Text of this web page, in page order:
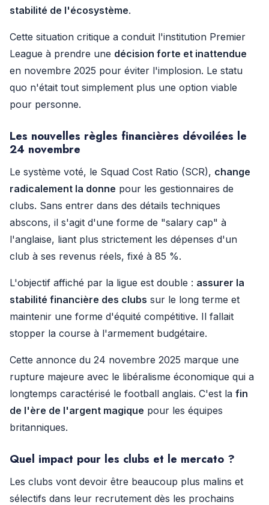
stabilité de l'écosystème.
Cette situation critique a conduit l'institution Premier
League à prendre une décision forte et inattendue
en novembre 2025 pour éviter l'implosion. Le statu
quo n'était tout simplement plus une option viable
pour personne.
Les nouvelles règles financières dévoilées le
24 novembre
Le système voté, le Squad Cost Ratio (SCR), change
radicalement la donne pour les gestionnaires de
clubs. Sans entrer dans des détails techniques
abscons, il s'agit d'une forme de "salary cap" à
l'anglaise, liant plus strictement les dépenses d'un
club à ses revenus réels, fixé à 85 %.
L'objectif affiché par la ligue est double : assurer la
stabilité financière des clubs sur le long terme et
maintenir une forme d'équité compétitive. Il fallait
stopper la course à l'armement budgétaire.
Cette annonce du 24 novembre 2025 marque une
rupture majeure avec le libéralisme économique qui a
longtemps caractérisé le football anglais. C'est la fin
de l'ère de l'argent magique pour les équipes
britanniques.
Quel impact pour les clubs et le mercato ?
Les clubs vont devoir être beaucoup plus malins et
sélectifs dans leur recrutement dès les prochains